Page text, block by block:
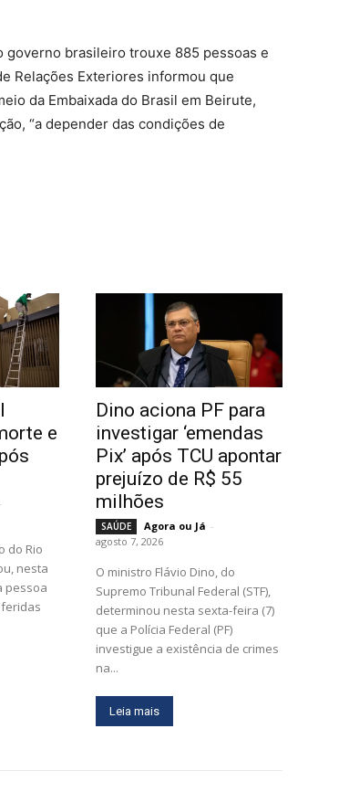
governo brasileiro trouxe 885 pessoas e
Relações Exteriores informou que
da Embaixada do Brasil em Beirute,
“a depender das condições de
e
-
do Rio
nesta
pessoa
Dino aciona PF para
investigar ‘emendas
Pix’ após TCU apontar
prejuízo de R$ 55
milhões
SAÚDE Agora ou Já -
agosto 7, 2026
O ministro Flávio Dino, do
Supremo Tribunal Federal (STF),
determinou nesta sexta-feira (7)
que a Polícia Federal (PF)
investigue a existência de crimes
na...
Leia mais